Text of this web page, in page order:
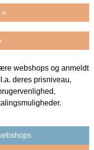
»
webshops og anmeldt
deres prisniveau,